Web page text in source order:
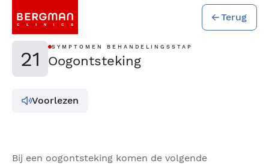
Terug
21 SYMPTOMEN BEHANDELINGSSTAP
Oogontsteking
Voorlezen
Bij een oogontsteking komen de volgende